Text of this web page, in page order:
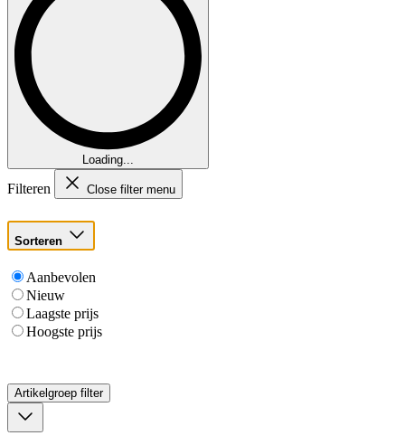
Loading...
Filteren Close filter menu
Sorteren
Aanbevolen
Nieuw
Laagste prijs
Hoogste prijs
Artikelgroep filter